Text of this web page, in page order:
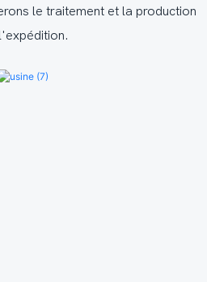
le traitement et la production